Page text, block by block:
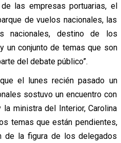
las empresas portuarias, el
de vuelos nacionales, las
nacionales, destino de los
un conjunto de temas que son
del debate público”.
el lunes recién pasado un
sostuvo un encuentro con
ministra del Interior, Carolina
temas que están pendientes,
de la figura de los delegados